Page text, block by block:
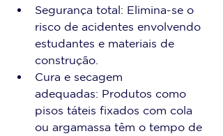
Segurança total: Elimina-se o
risco de acidentes envolvendo
estudantes e materiais de
construção.
Cura e secagem
adequadas: Produtos como
pisos táteis fixados com cola
ou argamassa têm o tempo de